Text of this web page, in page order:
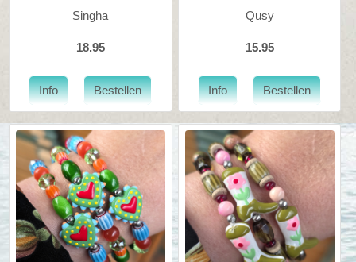
Singha
18.95
Qusy
15.95